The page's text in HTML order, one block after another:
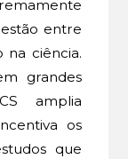
entre
na ciência.
grandes
amplia
os
que